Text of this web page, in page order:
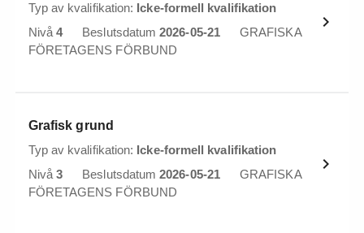
Typ av kvalifikation: Icke-formell kvalifikation
Nivå4 Beslutsdatum2026-05-21
GRAFISKA
FÖRETAGENS FÖRBUND
Grafisk grund
Typ av kvalifikation: Icke-formell kvalifikation
Nivå3 Beslutsdatum2026-05-21
GRAFISKA
FÖRETAGENS FÖRBUND